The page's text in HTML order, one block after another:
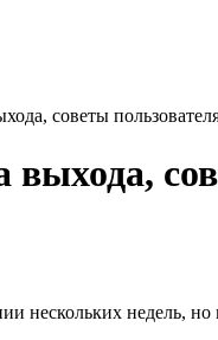
советы
нескольких недель,